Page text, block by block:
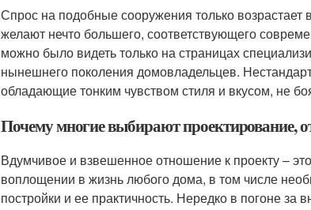
Спрос на подобные сооружения только возрастает
желают нечто большего, соответствующего
можно было видеть только на страницах
нынешнего поколения домовладельцев.
обладающие тонким чувством стиля и вкусом, не
Почему многие выбирают проектирование,
Вдумчивое и взвешенное отношение к проекту –
воплощении в жизнь любого дома, в том числе
постройки и ее практичность. Нередко в погоне